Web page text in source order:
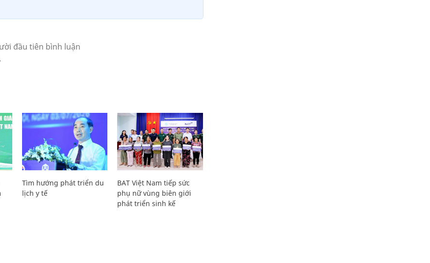
Tìm hướng phát triển du
lịch y tế
BAT Việt Nam tiếp sức
phụ nữ vùng biên giới
phát triển sinh kế